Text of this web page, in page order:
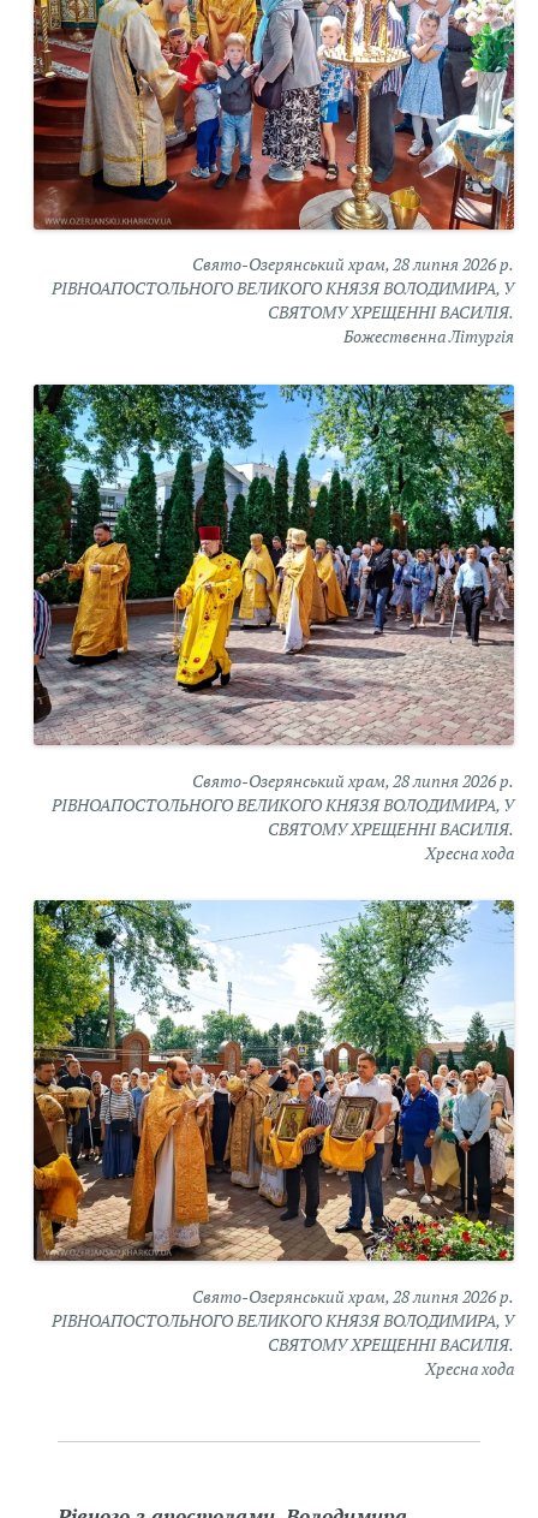
Свято-Озерянський храм, 28 липня 2026 р.
РІВНОАПОСТОЛЬНОГО ВЕЛИКОГО КНЯЗЯ ВОЛОДИМИРА, У
СВЯТОМУ ХРЕЩЕННІ ВАСИЛІЯ.
Божественна Літургія
Свято-Озерянський храм, 28 липня 2026 р.
РІВНОАПОСТОЛЬНОГО ВЕЛИКОГО КНЯЗЯ ВОЛОДИМИРА, У
СВЯТОМУ ХРЕЩЕННІ ВАСИЛІЯ.
Хресна хода
Свято-Озерянський храм, 28 липня 2026 р.
РІВНОАПОСТОЛЬНОГО ВЕЛИКОГО КНЯЗЯ ВОЛОДИМИРА, У
СВЯТОМУ ХРЕЩЕННІ ВАСИЛІЯ.
Хресна хода